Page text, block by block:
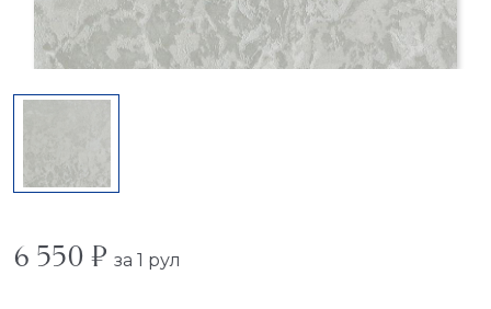
6 550 ₽ за 1 рул